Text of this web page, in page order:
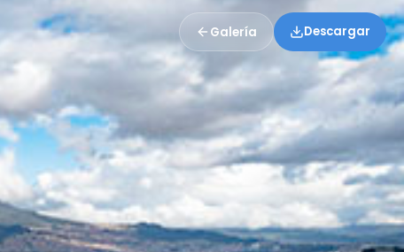
Galería Descargar